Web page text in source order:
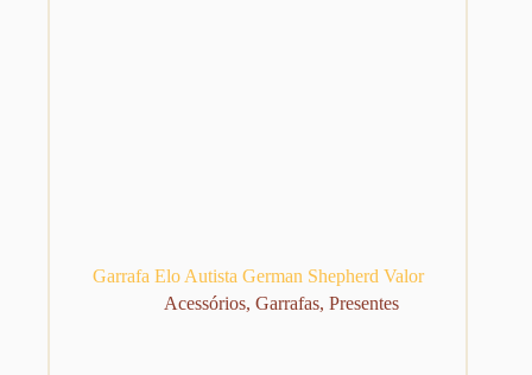
Garrafa Elo Autista German Shepherd Valor
Acessórios,Garrafas,Presentes